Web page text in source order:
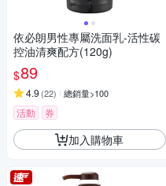
依必朗男性專屬洗面乳-活性碳
控油清爽配方(120g)
$89
4.9 (22) 總銷量>100
活動 券
加入購物車